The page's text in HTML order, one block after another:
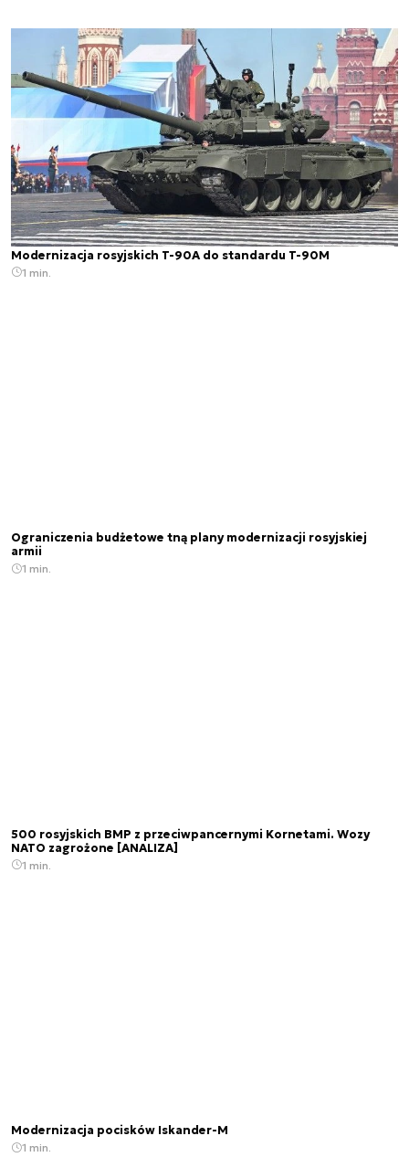
Modernizacja rosyjskich T-90A do standardu T-90M
1 min.
Ograniczenia budżetowe tną plany modernizacji rosyjskiej
armii
1 min.
500 rosyjskich BMP z przeciwpancernymi Kornetami. Wozy
NATO zagrożone [ANALIZA]
1 min.
Modernizacja pocisków Iskander-M
1 min.